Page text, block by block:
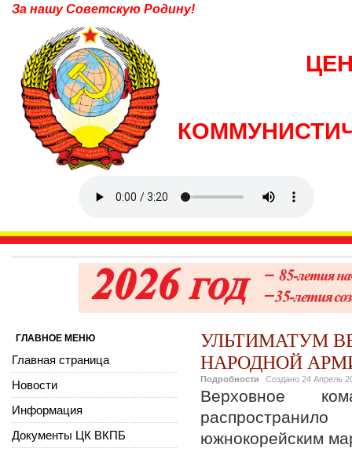
За нашу Советскую Родину!
УЛЬТИМАТУМ
НАРОДНОЙ
Подробности Создано 24 Апрель
Верховное
южнокорейским
ГЛАВНОЕ МЕНЮ
Главная страница
Новости
Информация
Документы ЦК ВКПБ